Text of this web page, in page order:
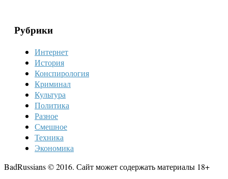
Рубрики
Интернет
История
Конспирология
Криминал
Культура
Политика
Разное
Смешное
Техника
Экономика
BadRussians © 2016. Сайт может содержать материалы 18+